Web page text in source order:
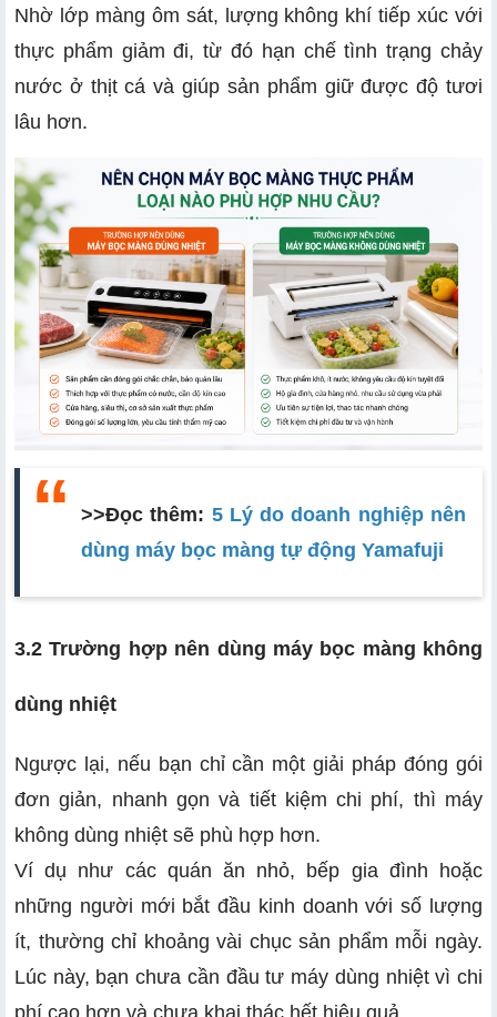
Nhờ lớp màng ôm sát, lượng không khí tiếp xúc với
thực phẩm giảm đi, từ đó hạn chế tình trạng chảy
nước ở thịt cá và giúp sản phẩm giữ được độ tươi
lâu hơn.
>>Đọc thêm: 5Lý do doanh nghiệp nên
dùng máy bọc màng tự động Yamafuji
3.2 Trường hợp nên dùng máy bọc màng không
dùng nhiệt
Ngược lại, nếu bạn chỉ cần một giải pháp đóng gói
đơn giản, nhanh gọn và tiết kiệm chi phí, thì máy
không dùng nhiệt sẽ phù hợp hơn.
Ví dụ như các quán ăn nhỏ, bếp gia đình hoặc
những người mới bắt đầu kinh doanh với số lượng
ít, thường chỉ khoảng vài chục sản phẩm mỗi ngày.
Lúc này, bạn chưa cần đầu tư máy dùng nhiệt vì chi
phí cao hơn và chưa khai thác hết hiệu quả.